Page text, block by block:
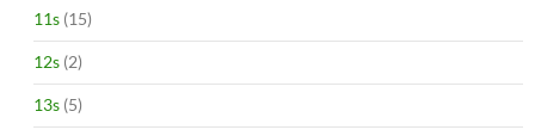
11s (15)
12s (2)
13s (5)